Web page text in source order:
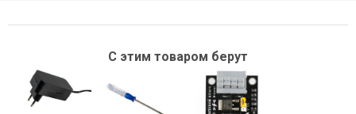
С этим товаром берут